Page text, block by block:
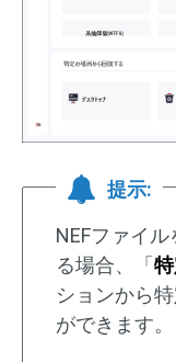
提示:
NEFファイ
る場合、「
ションから
ができます。